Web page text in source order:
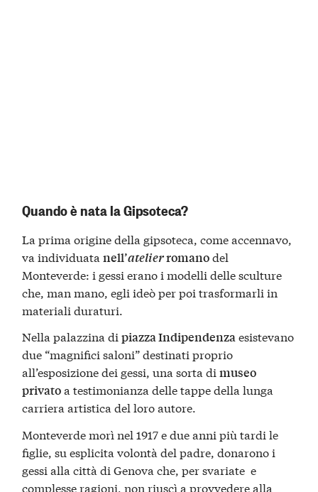
Quando è nata la Gipsoteca?
La prima origine della gipsoteca, come accennavo,
va individuatanell’atelierromanodel
Monteverde: i gessi erano i modelli delle sculture
che, man mano, egli ideò per poi trasformarli in
materiali duraturi.
Nella palazzina dipiazza Indipendenzaesistevano
due “magnifici saloni” destinati proprio
all’esposizione dei gessi, una sorta dimuseo
privatoa testimonianza delle tappe della lunga
carriera artistica del loro autore.
Monteverde morì nel 1917 e due anni più tardi le
figlie, su esplicita volontà del padre, donarono i
gessi alla città di Genova che, per svariate e
complesse ragioni, non riuscì a provvedere alla